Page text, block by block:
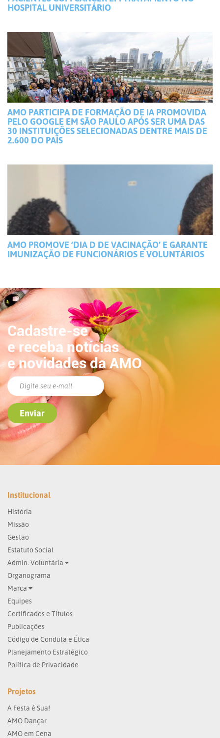
HOSPITAL UNIVERSITÁRIO
AMO PARTICIPA DE FORMAÇÃO DE IA PROMOVIDA
PELO GOOGLE EM SÃO PAULO APÓS SER UMA DAS
30 INSTITUIÇÕES SELECIONADAS DENTRE MAIS DE
2.600 DO PAÍS
AMO PROMOVE ‘DIA D DE VACINAÇÃO’ E GARANTE
IMUNIZAÇÃO DE FUNCIONÁRIOS E VOLUNTÁRIOS
Cadastre-se
e receba notícias
e novidades da AMO
Institucional
História
Missão
Gestão
Estatuto Social
Admin. Voluntária
Organograma
Marca
Equipes
Certificados e Títulos
Publicações
Código de Conduta e Ética
Planejamento Estratégico
Política de Privacidade
Projetos
A Festa é Sua!
AMO Dançar
AMO em Cena